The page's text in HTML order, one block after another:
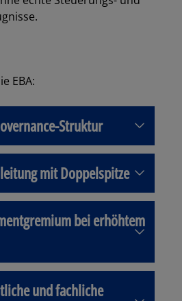
EBA:
Struktur
mit Doppelspitze
bei erhöhtem
und fachliche